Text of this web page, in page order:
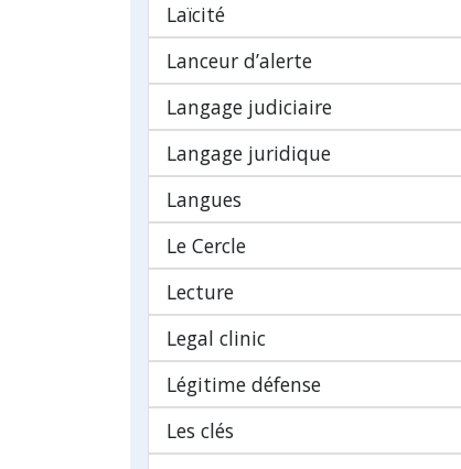
Laïcité
Lanceur d’alerte
Langage judiciaire
Langage juridique
Langues
Le Cercle
Lecture
Legal clinic
Légitime défense
Les clés